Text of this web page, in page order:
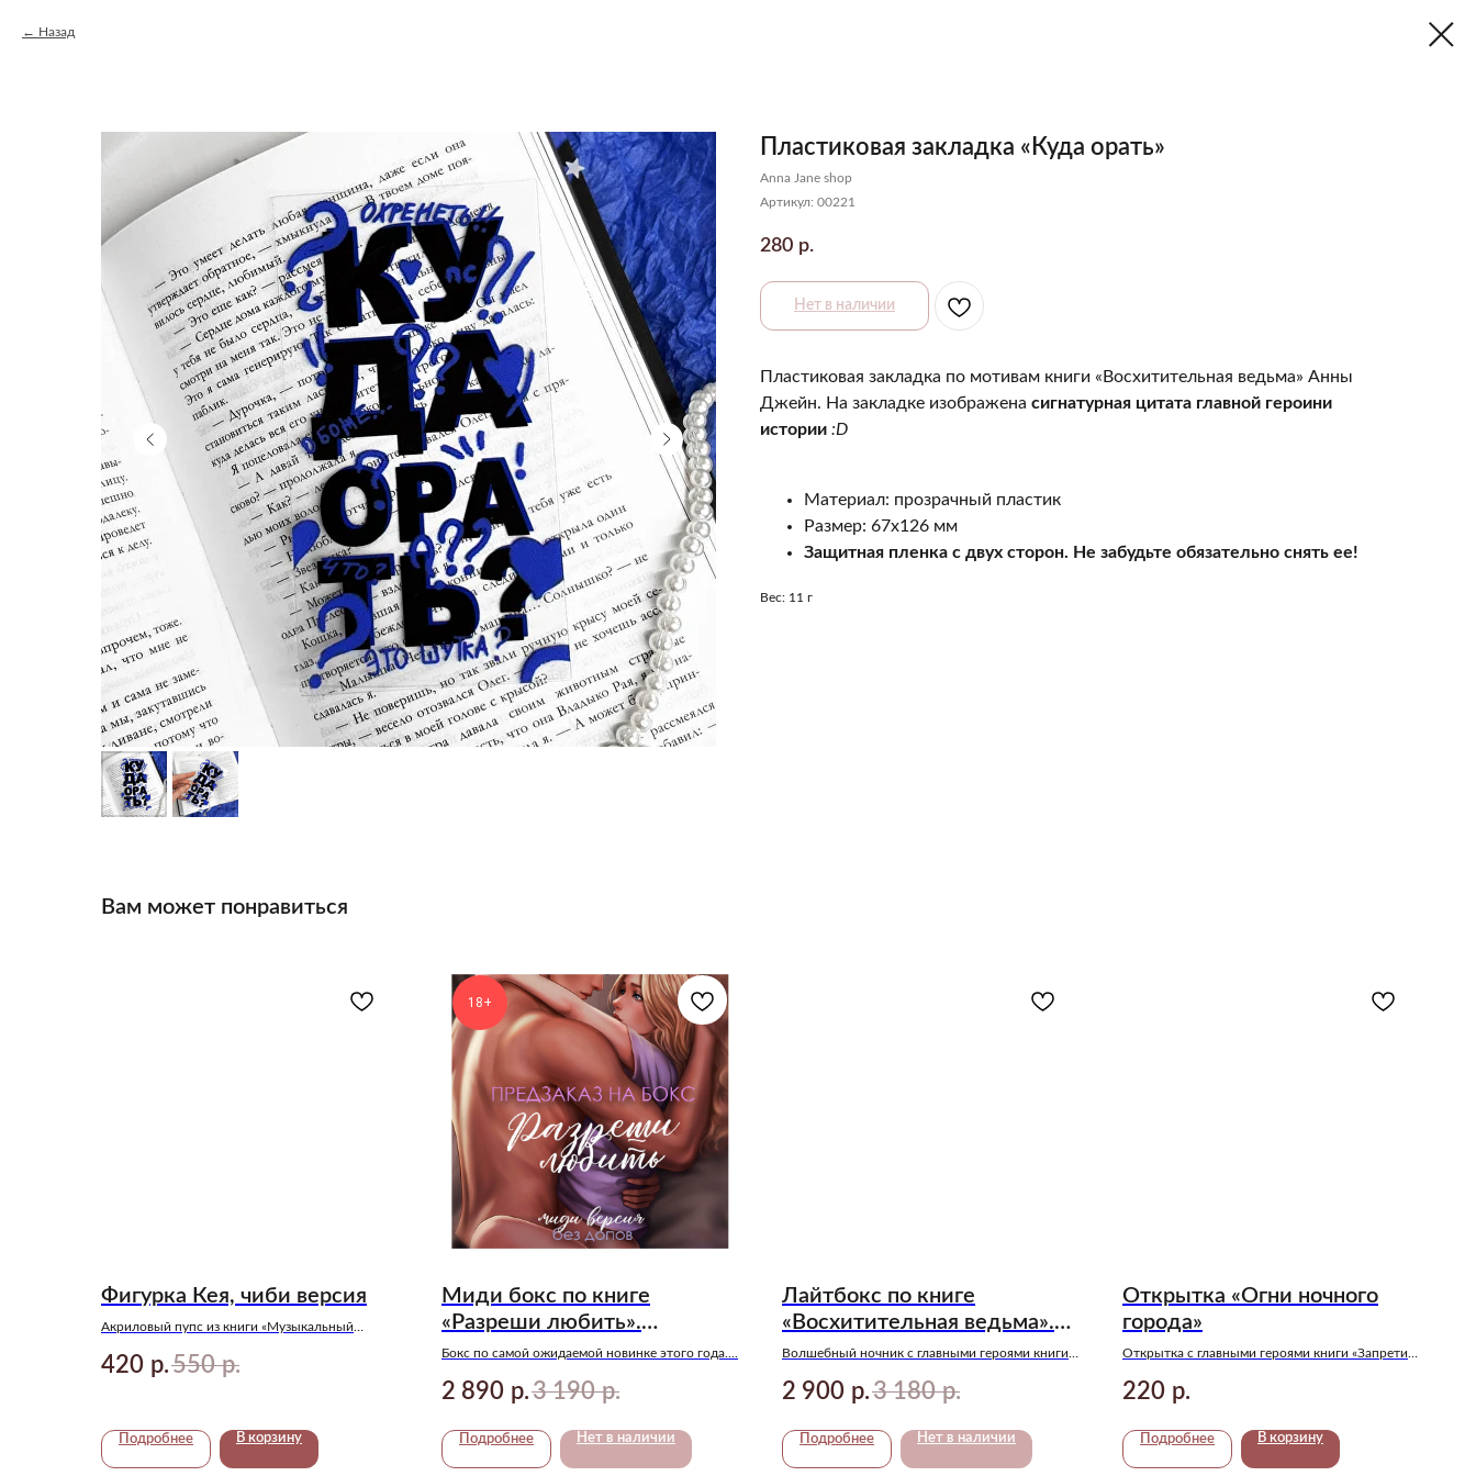
Назад
Пластиковая закладка «Куда орать»
Anna Jane shop
Артикул: 00221
280 р.
Нет в наличии
Пластиковая закладка по мотивам книги «Восхитительная ведьма» Анны
Джейн. На закладке изображена сигнатурная цитата главной героини
истории :D
Материал: прозрачный пластик
Размер: 67х126 мм
Защитная пленка с двух сторон. Не забудьте обязательно снять ее!
Вес: 11 г
Вам может понравиться
Фигурка Кея, чиби версия
Акриловый пупс из книги «Музыкальный
420 р.550 р.
Подробнее В корзину
18+
Миди бокс по книге
«Разреши любить».
Предзаказ
Бокс по самой ожидаемой новинке этого года....
2 890 р.3 190 р.
Подробнее Нет в наличии
Лайтбокс по книге
«Восхитительная ведьма».
Предзаказ
Волшебный ночник с главными героями книги
2 900 р.3 180 р.
Подробнее Нет в наличии
Открытка «Огни ночного
города»
Открытка с главными героями книги «Запрети
романтики ночного города
220 р.
Подробнее В корзину